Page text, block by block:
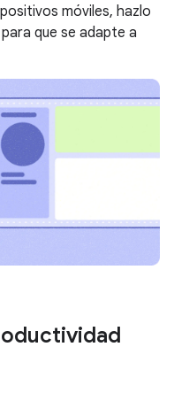
móviles, hazlo
que se adapte a